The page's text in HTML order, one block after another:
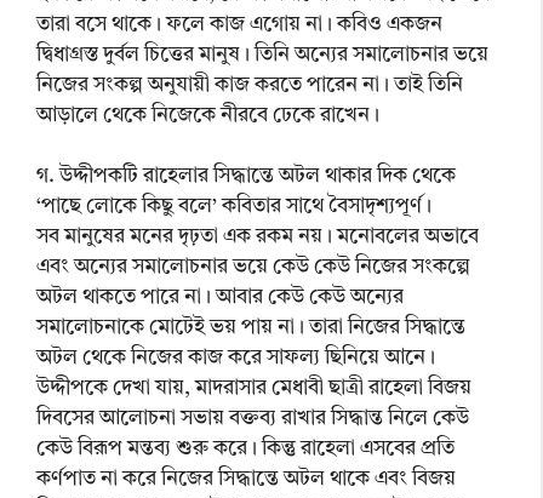
তারা বসে থাকে। ফলে কাজ এগোয় না। কবিও একজন
দ্বিধাগ্রস্ত দুর্বল চিত্তের মানুষ। তিনি অন্যের সমালোচনার ভয়ে
নিজের সংকল্প অনুযায়ী কাজ করতে পারেন না। তাই তিনি
আড়ালে থেকে নিজেকে নীরবে ঢেকে রাখেন।
গ. উদ্দীপকটি রাহেলার সিদ্ধান্তে অটল থাকার দিক থেকে
‘পাছে লোকে কিছু বলে’ কবিতার সাথে বৈসাদৃশ্যপূর্ণ।
সব মানুষের মনের দৃঢ়তা এক রকম নয়। মনোবলের অভাবে
এবং অন্যের সমালোচনার ভয়ে কেউ কেউ নিজের সংকল্পে
অটল থাকতে পারে না। আবার কেউ কেউ অন্যের
সমালোচনাকে মোটেই ভয় পায় না। তারা নিজের সিদ্ধান্তে
অটল থেকে নিজের কাজ করে সাফল্য ছিনিয়ে আনে।
উদ্দীপকে দেখা যায়, মাদরাসার মেধাবী ছাত্রী রাহেলা বিজয়
দিবসের আলোচনা সভায় বক্তব্য রাখার সিদ্ধান্ত নিলে কেউ
কেউ বিরূপ মন্তব্য শুরু করে। কিন্তু রাহেলা এসবের প্রতি
কর্ণপাত না করে নিজের সিদ্ধান্তে অটল থাকে এবং বিজয়